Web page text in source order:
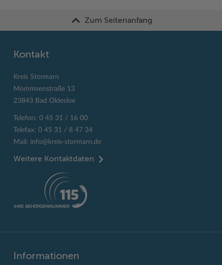
Zum Seitenanfang
Kontakt
Kreis Stormarn
Mommsenstraße 13
23843 Bad Oldesloe
Telefon: 0 45 31 / 16 00
Telefax: 0 45 31 / 8 47 34
Mail: info@kreis-stormarn.de
Weitere Kontaktdaten
Informationen